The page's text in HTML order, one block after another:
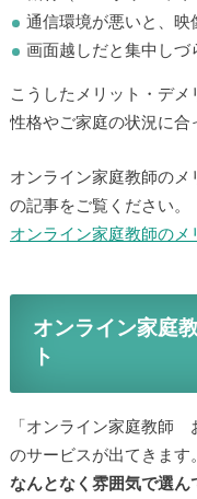
通信環境が悪いと、映
画面越しだと集中しづ
こうしたメリット・デ
性格やご家庭の状況に合
オンライン家庭教師のメ
の記事をご覧ください。
オンライン家庭教師のメ
オンライン家庭
ト
「オンライン家庭教師
のサービスが出てきます
なんとなく雰囲気で選